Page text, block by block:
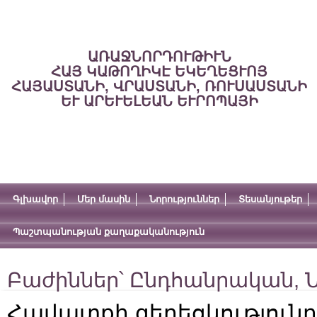
ԱՌԱՋՆՈՐԴՈՒԹԻՒՆ
ՀԱՅ ԿԱԹՈՂԻԿԷ ԵԿԵՂԵՑՒՈՅ
ՀԱՅԱՍՏԱՆԻ, ՎՐԱՍՏԱՆԻ, ՌՈՒՍԱՍՏԱՆԻ
ԵՒ ԱՐԵՒԵԼԵԱՆ ԵՒՐՈՊԱՅԻ
Գլխավոր Մեր մասին Նորություններ Տեսանյութեր
Պաշտպանության քաղաքականություն
Բաժիններ՝ Ընդհանրական,